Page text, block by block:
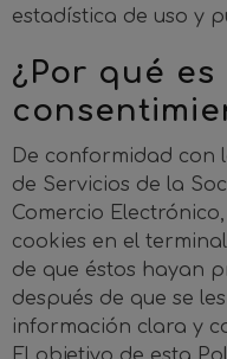
estadística de uso y
¿Por qué
De conformidad con
de Servicios de la
Comercio
cookies en el
de que éstos hayan
después de que se
información clara y